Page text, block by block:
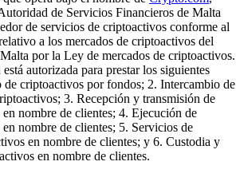
de Servicios Financieros de Malta
de servicios de criptoactivos conforme al
a los mercados de criptoactivos del
por la Ley de mercados de criptoactivos.
autorizada para prestar los siguientes
criptoactivos por fondos; 2. Intercambio de
3. Recepción y transmisión de
nombre de clientes; 4. Ejecución de
nombre de clientes; 5. Servicios de
en nombre de clientes; y 6. Custodia y
en nombre de clientes.